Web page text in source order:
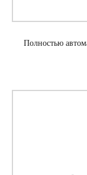
Полностью